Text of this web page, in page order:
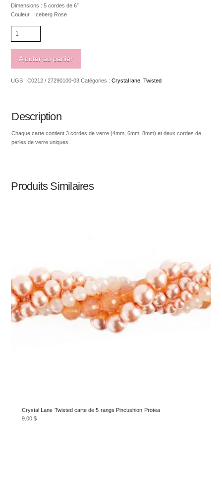
Dimensions : 5 cordes de 6″
Couleur : Iceberg Rose
Lane
de
Rose
Ajouter au panier
UGS :C0212 / 27290100-03 Catégories :Crystal lane ,Twisted
Description
Chaque carte contient 3 cordes de verre (4mm, 6mm, 8mm) et deux cordes de
perles de verre uniques.
Produits Similaires
Crystal Lane Twisted carte de 5 rangs Pincushion Protea
9.00$